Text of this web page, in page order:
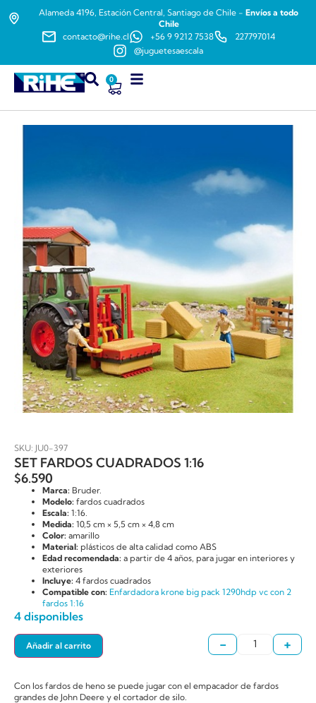
Alameda 4196, Estación Central, Santiago de Chile - Envíos a todo
Chile
contacto@rihe.cl
+56 9 9212 7538
227797014
@juguetesaescala
0
SKU: JU0-397
SET FARDOS CUADRADOS 1:16
$6.590
Marca: Bruder.
Modelo: fardos cuadrados
Escala: 1:16.
Medida: 10,5 cm × 5,5 cm × 4,8 cm
Color: amarillo
Material: plásticos de alta calidad como ABS
Edad recomendada: a partir de 4 años, para jugar en interiores y
exteriores
Incluye: 4 fardos cuadrados
Compatible con: Enfardadora krone big pack 1290hdp vc con 2
fardos 1:16
4 disponibles
- +
Añadir al carrito
Con los fardos de heno se puede jugar con el empacador de fardos
grandes de John Deere y el cortador de silo.